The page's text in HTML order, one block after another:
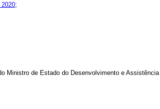
;
Ministro de Estado do Desenvolvimento e